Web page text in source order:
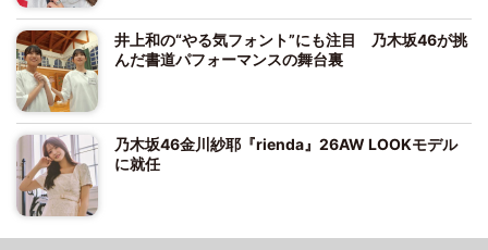
井上和の“やる気フォント”にも注目 乃木坂46が挑
んだ書道パフォーマンスの舞台裏
乃木坂46金川紗耶『rienda』26AW LOOKモデル
に就任